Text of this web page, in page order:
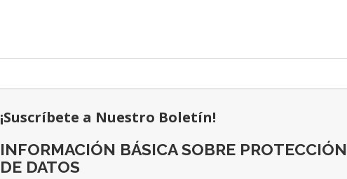
¡Suscríbete a Nuestro Boletín!
INFORMACIÓN BÁSICA SOBRE PROTECCIÓN
DE DATOS